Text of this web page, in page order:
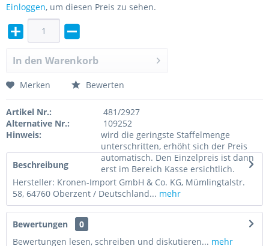
Einloggen, um diesen Preis zu sehen.
In den Warenkorb
Merken Bewerten
Artikel Nr.:
481/2927
Alternative Nr.:
109252
Hinweis:
wird die geringste Staffelmenge
unterschritten, erhöht sich der Preis
automatisch. Den Einzelpreis ist dann
erst im Bereich Kasse ersichtlich.
Beschreibung
Hersteller: Kronen-Import GmbH & Co. KG, Mümlingtalstr.
58, 64760 Oberzent / Deutschland... mehr
Bewertungen
0
Bewertungen lesen, schreiben und diskutieren... mehr